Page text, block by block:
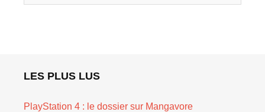
LES PLUS LUS
PlayStation 4 : le dossier sur Mangavore